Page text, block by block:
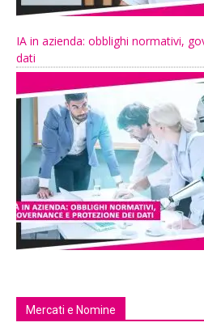
IA in azienda: obblighi normativi,
dati
Mercati e Nomine